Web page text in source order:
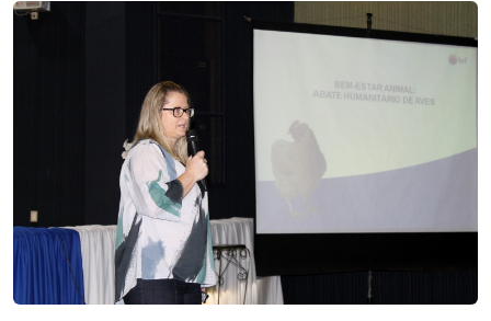
CPA
Rádio
Museu